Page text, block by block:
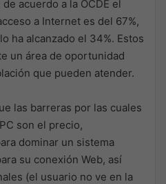
acuerdo a la OCDE el
a Internet es del 67%,
ha alcanzado el 34%. Estos
un área de oportunidad
que pueden atender.
las barreras por las cuales
son el precio,
dominar un sistema
su conexión Web, así
(el usuario no ve en la